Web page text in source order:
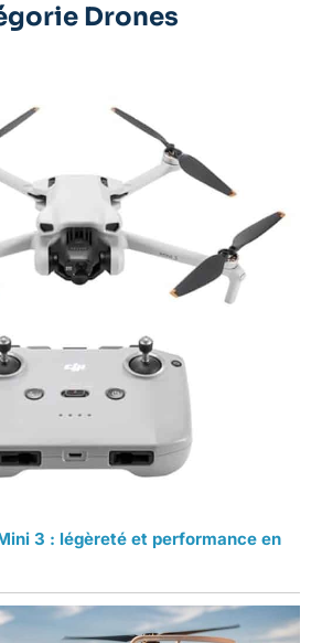
Drones
3 : légèreté et performance en